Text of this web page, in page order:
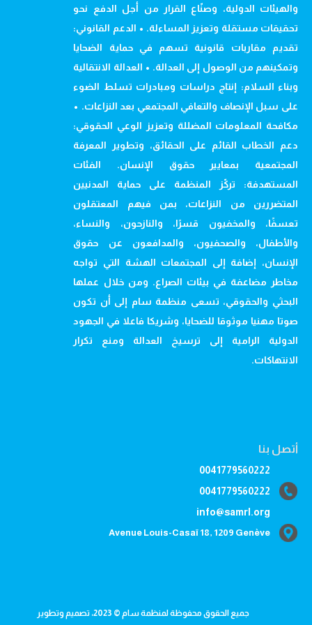
والهيئات الدولية، وصنّاع القرار من أجل الدفع نحو
تحقيقات مستقلة وتعزيز المساءلة. • الدعم القانوني:
تقديم مقاربات قانونية تسهم في حماية الضحايا
وتمكينهم من الوصول إلى العدالة. • العدالة الانتقالية
وبناء السلام: إنتاج دراسات ومبادرات تسلط الضوء
على سبل الإنصاف والتعافي المجتمعي بعد النزاعات. •
مكافحة المعلومات المضللة وتعزيز الوعي الحقوقي:
دعم الخطاب القائم على الحقائق، وتطوير المعرفة
المجتمعية بمعايير حقوق الإنسان. الفئات
المستهدفة: تركّز المنظمة على حماية المدنيين
المتضررين من النزاعات، بمن فيهم المعتقلون
تعسفًا، والمخفيون قسرًا، والنازحون، والنساء،
والأطفال، والصحفيون، والمدافعون عن حقوق
الإنسان، إضافة إلى المجتمعات الهشة التي تواجه
مخاطر مضاعفة في بيئات الصراع. ومن خلال عملها
البحثي والحقوقي، تسعى منظمة سام إلى أن تكون
صوتا مهنيا موثوقا للضحايا، وشريكا فاعلا في الجهود
الدولية الرامية إلى ترسيخ العدالة ومنع تكرار
الانتهاكات.
أتصل بنا
0041779560222
0041779560222
info@samrl.org
Avenue Louis-Casaï 18, 1209 Genève
جميع الحقوق محفوظة لمنظمة سام © 2023، تصميم وتطوير